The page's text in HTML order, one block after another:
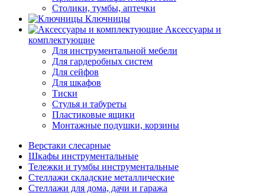
Столики, тумбы, аптечки
Ключницы
Аксессуары и
комплектующие
Для инструментальной мебели
Для гардеробных систем
Для сейфов
Для шкафов
Тиски
Стулья и табуреты
Пластиковые ящики
Монтажные подушки, корзины
Верстаки слесарные
Шкафы инструментальные
Тележки и тумбы инструментальные
Стеллажи складские металлические
Стеллажи для дома, дачи и гаража